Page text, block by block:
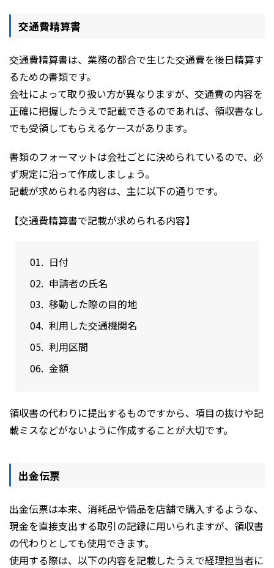
交通費精算書
交通費精算書は、業務の都合で生じた交通費を後日精算す
るための書類です。
会社によって取り扱い方が異なりますが、交通費の内容を
正確に把握したうえで記載できるのであれば、領収書なし
でも受領してもらえるケースがあります。
書類のフォーマットは会社ごとに決められているので、必
ず規定に沿って作成しましょう。
記載が求められる内容は、主に以下の通りです。
【交通費精算書で記載が求められる内容】
日付
申請者の氏名
移動した際の目的地
利用した交通機関名
利用区間
金額
領収書の代わりに提出するものですから、項目の抜けや記
載ミスなどがないように作成することが大切です。
出金伝票
出金伝票は本来、消耗品や備品を店舗で購入するような、
現金を直接支出する取引の記録に用いられますが、領収書
の代わりとしても使用できます。
使用する際は、以下の内容を記載したうえで経理担当者に